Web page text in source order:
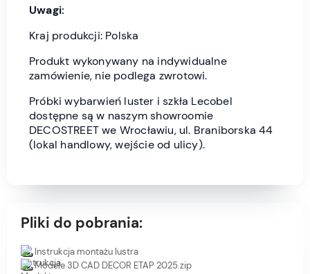
Uwagi:
Kraj produkcji: Polska
Produkt wykonywany na indywidualne
zamówienie, nie podlega zwrotowi.
Próbki wybarwień luster i szkła Lecobel
dostępne są w naszym showroomie
DECOSTREET we Wrocławiu, ul. Braniborska 44
(lokal handlowy, wejście od ulicy).
Pliki do pobrania:
Instrukcja montażu lustra
Modele 3D CAD DECOR ETAP 2025.zip